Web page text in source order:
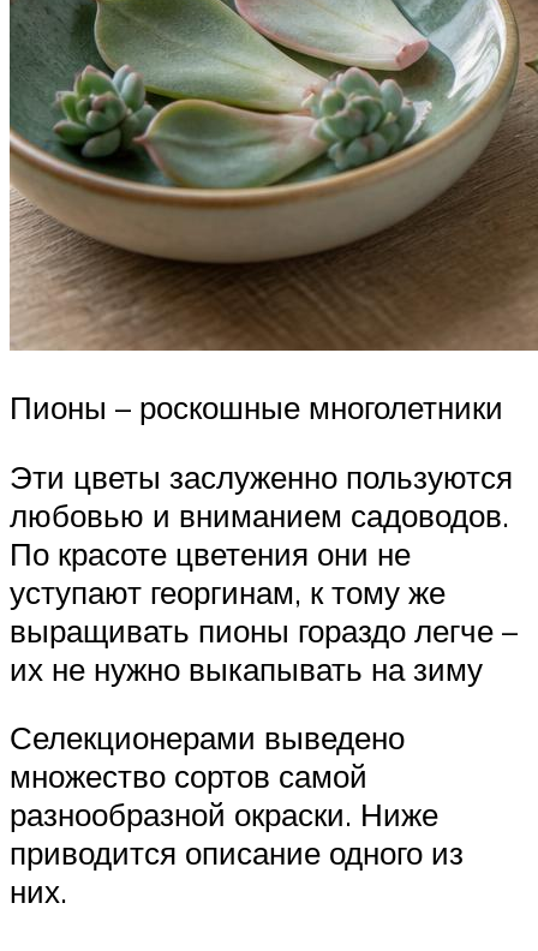
Пионы – роскошные многолетники
Эти цветы заслуженно пользуются
любовью и вниманием садоводов.
По красоте цветения они не
уступают георгинам, к тому же
выращивать пионы гораздо легче –
их не нужно выкапывать на зиму
Селекционерами выведено
множество сортов самой
разнообразной окраски. Ниже
приводится описание одного из
них.